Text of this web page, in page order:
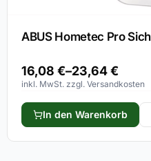
ABUS Hometec Pro
16,08 €–23,64€
inkl. MwSt. zzgl. Versandkosten
In den Warenkorb